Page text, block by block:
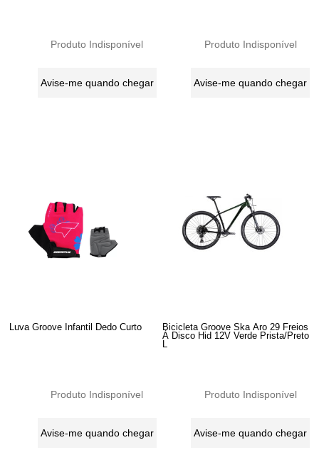
Produto Indisponível
Avise-me quando chegar
Produto Indisponível
Avise-me quando chegar
Luva Groove Infantil Dedo Curto
Produto Indisponível
Avise-me quando chegar
Bicicleta Groove Ska Aro 29 Freios
À Disco Hid 12V Verde Prista/Preto
L
Produto Indisponível
Avise-me quando chegar